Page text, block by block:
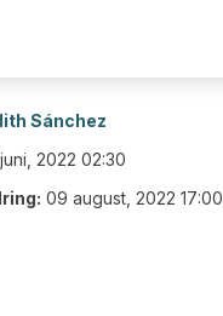
Sánchez
2022 02:30
09 august, 2022 17:00